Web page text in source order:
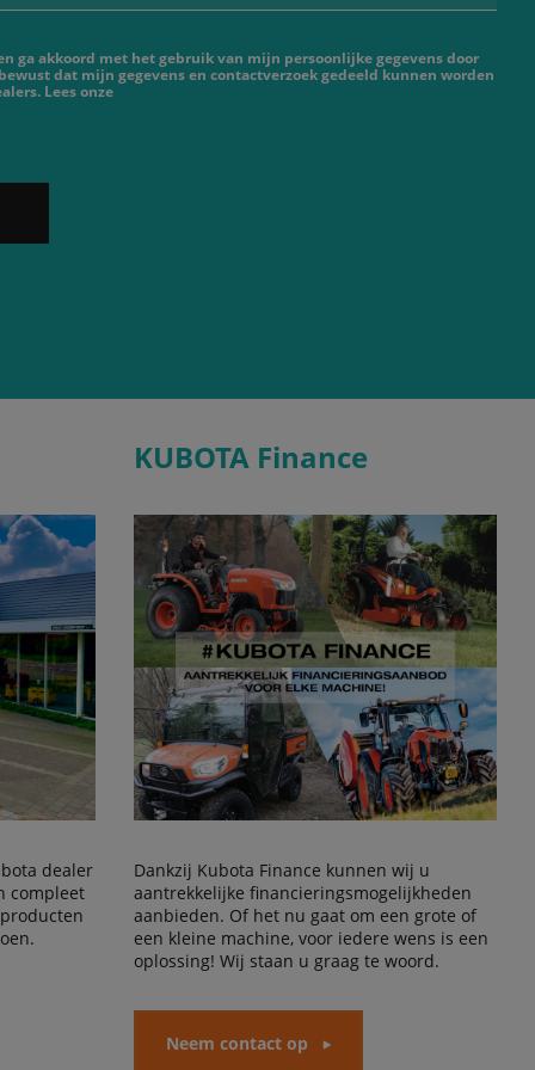
ga akkoord met het gebruik van mijn persoonlijke gegevens door
dat mijn gegevens en contactverzoek gedeeld kunnen worden
Lees onze
dealer
compleet
KUBOTA Finance
Dankzij Kubota Finance kunnen wij u
aantrekkelijke financieringsmogelijkheden
aanbieden. Of het nu gaat om een grote of
een kleine machine, voor iedere wens is een
oplossing! Wij staan u graag te woord.
Neem contact op